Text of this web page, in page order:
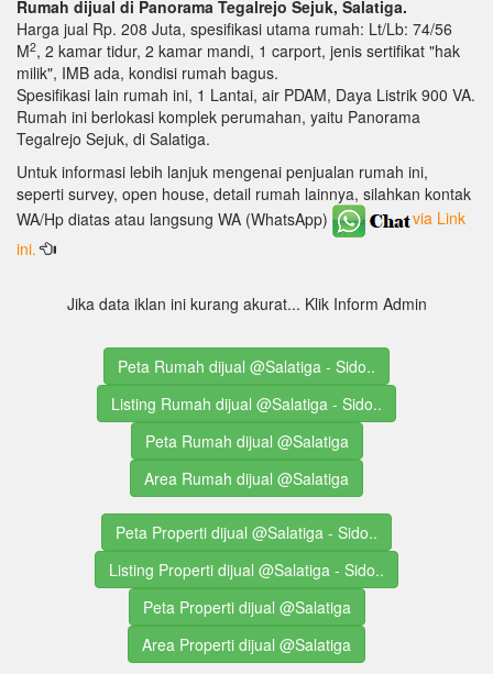
Rumah dijual di Panorama Tegalrejo Sejuk, Salatiga.
Harga jual Rp. 208 Juta, spesifikasi utama rumah: Lt/Lb: 74/56
M2, 2 kamar tidur, 2 kamar mandi, 1 carport, jenis sertifikat "hak
milik", IMB ada, kondisi rumah bagus.
Spesifikasi lain rumah ini, 1 Lantai, air PDAM, Daya Listrik 900 VA.
Rumah ini berlokasi komplek perumahan, yaitu Panorama
Tegalrejo Sejuk, di Salatiga.
Untuk informasi lebih lanjuk mengenai penjualan rumah ini,
seperti survey, open house, detail rumah lainnya, silahkan kontak
WA/Hp diatas atau langsung WA (WhatsApp)
via Link
ini.
Jika data iklan ini kurang akurat... Klik Inform Admin
Peta Rumah dijual @Salatiga - Sido..
Listing Rumah dijual @Salatiga - Sido..
Peta Rumah dijual @Salatiga
Area Rumah dijual @Salatiga
Peta Properti dijual @Salatiga - Sido..
Listing Properti dijual @Salatiga - Sido..
Peta Properti dijual @Salatiga
Area Properti dijual @Salatiga